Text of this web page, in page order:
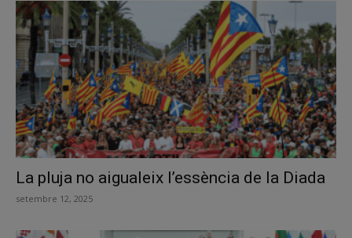
La pluja no aigualeix l’essència de la Diada
setembre 12, 2025